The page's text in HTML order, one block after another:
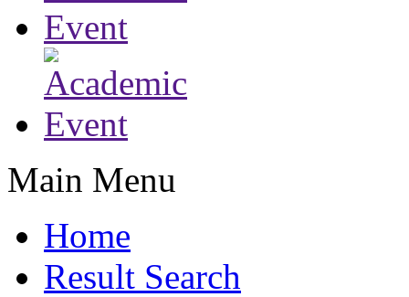
Main Menu
Home
Result Search